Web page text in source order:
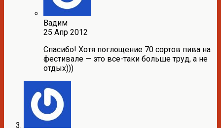
Вадим
25 Апр 2012
Спасибо! Хотя поглощение 70 сортов пива на
фестивале — это все-таки больше труд, а не
отдых)))